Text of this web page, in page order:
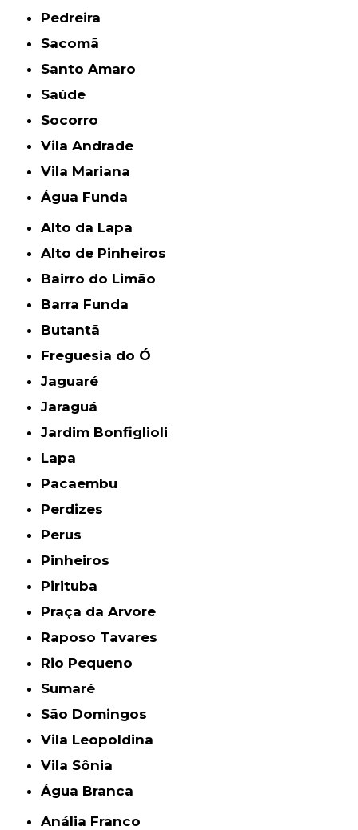
Pedreira
Sacomã
Santo Amaro
Saúde
Socorro
Vila Andrade
Vila Mariana
Água Funda
Alto da Lapa
Alto de Pinheiros
Bairro do Limão
Barra Funda
Butantã
Freguesia do Ó
Jaguaré
Jaraguá
Jardim Bonfiglioli
Lapa
Pacaembu
Perdizes
Perus
Pinheiros
Pirituba
Praça da Arvore
Raposo Tavares
Rio Pequeno
Sumaré
São Domingos
Vila Leopoldina
Vila Sônia
Água Branca
Anália Franco